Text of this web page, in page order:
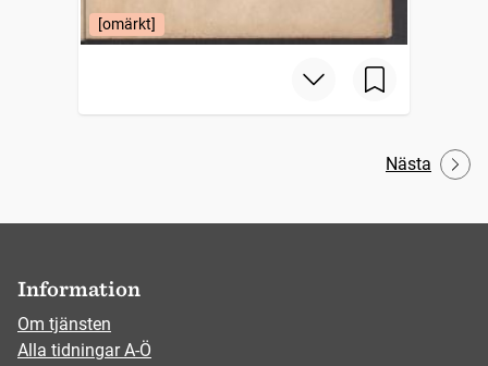
[omärkt]
Nästa
Information
Om tjänsten
Alla tidningar A-Ö